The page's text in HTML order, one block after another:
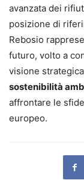
avanzata dei
posizione di
Rebosio
futuro, volto a
visione
sostenibilità
affrontare le
europeo.